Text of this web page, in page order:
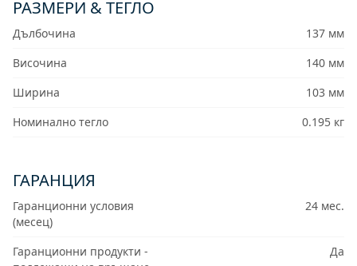
РАЗМЕРИ & ТЕГЛО
Дълбочина
137 мм
Височина
140 мм
Ширина
103 мм
Номинално тегло
0.195 кг
ГАРАНЦИЯ
Гаранционни условия
(месец)
24 мес.
Гаранционни продукти -
Да